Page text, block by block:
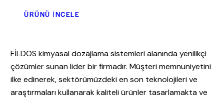
ÜRÜNÜ İNCELE
FİLDOS kimyasal dozajlama sistemleri alanında yenilikçi
çözümler sunan lider bir firmadır. Müşteri memnuniyetini
ilke edinerek, sektörümüzdeki en son teknolojileri ve
araştırmaları kullanarak kaliteli ürünler tasarlamakta ve